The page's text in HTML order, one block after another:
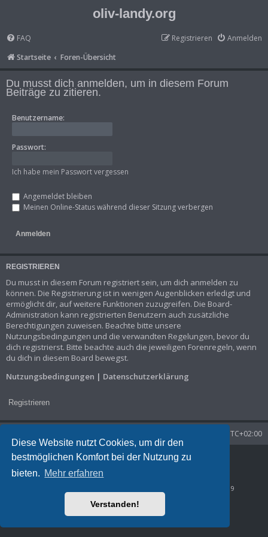
Diese Website nutzt Cookies, um dir den
bestmöglichen Komfort bei der Nutzung zu
bieten. Mehr erfahren
Verstanden!
oliv-landy.org
FAQ Anmelden
Registrieren
Startseite
Foren-Übersicht
Du musst dich anmelden, um in diesem Forum
Beiträge zu zitieren.
Benutzername:
Passwort:
Ich habe mein Passwort vergessen
Angemeldet bleiben
Meinen Online-Status während dieser Sitzung verbergen
REGISTRIEREN
Du musst in diesem Forum registriert sein, um dich anmelden zu
können. Die Registrierung ist in wenigen Augenblicken erledigt und
ermöglicht dir, auf weitere Funktionen zuzugreifen. Die Board-
Administration kann registrierten Benutzern auch zusätzliche
Berechtigungen zuweisen. Beachte bitte unsere
Nutzungsbedingungen und die verwandten Regelungen, bevor du
dich registrierst. Bitte beachte auch die jeweiligen Forenregeln, wenn
du dich in diesem Board bewegst.
Nutzungsbedingungen | Datenschutzerklärung
Registrieren
UTC+02:00
Powered byphpBB ® Forum Software © phpBB Limited
Datenschutz
Queries: 9